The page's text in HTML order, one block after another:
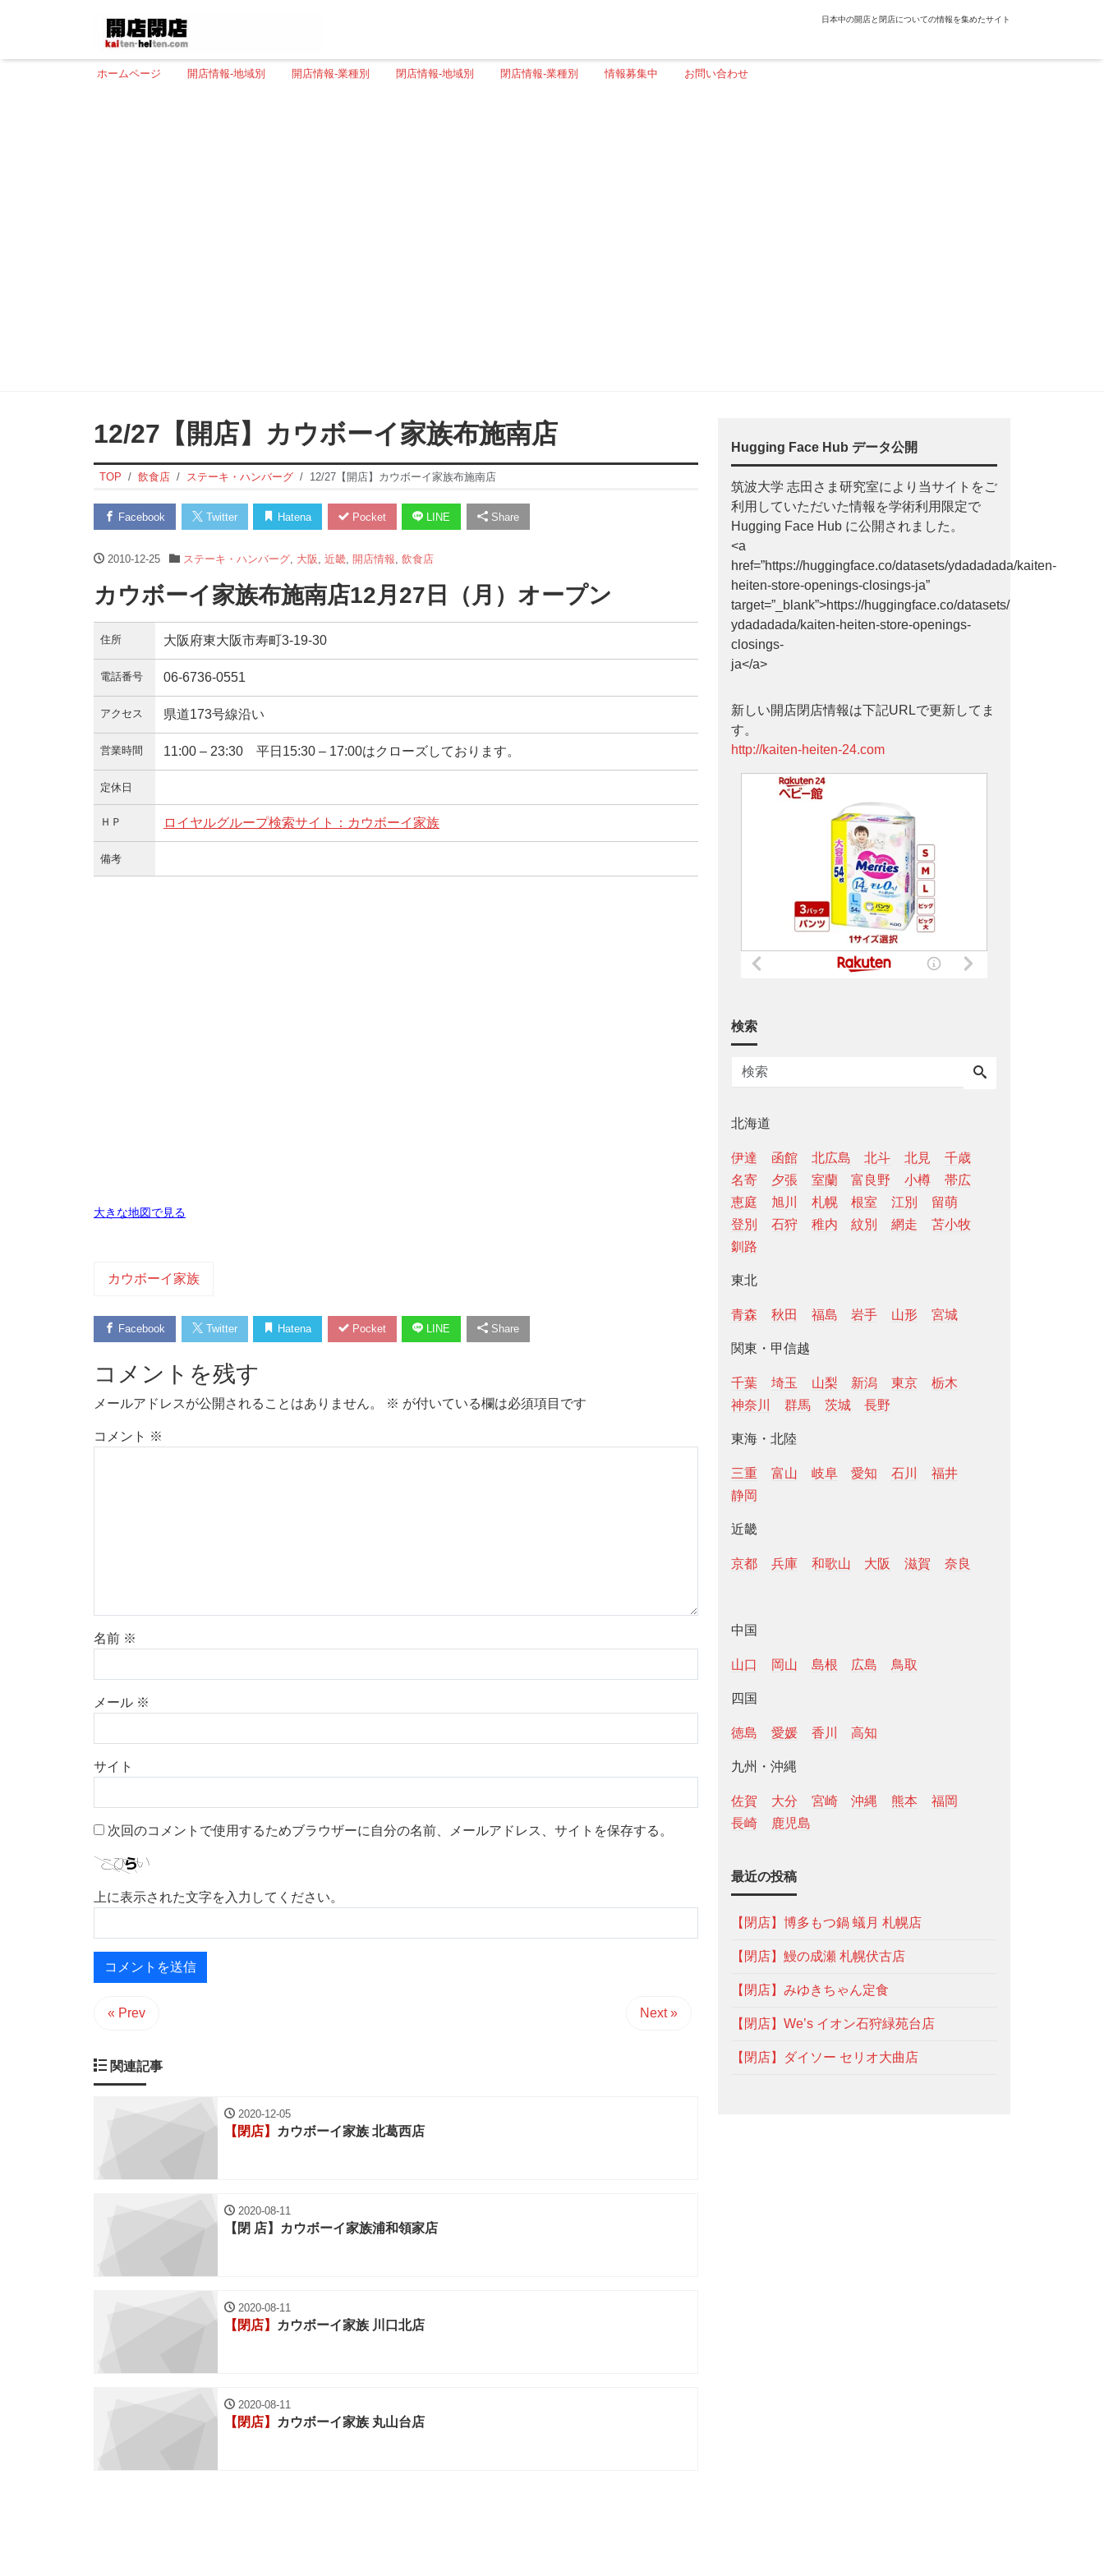
日本中の開店と閉店についての情報を集めたサイト
ホームページ 開店情報-地域別 開店情報-業種別 閉店情報-地域別 閉店情報-業種別 情報募集中 お問い合わせ
12/27【開店】カウボーイ家族布施南店
TOP 飲食店 ステーキ・ハンバーグ 12/27【開店】カウボーイ家族布施南店
Facebook Twitter Hatena Pocket LINE Share
2010-12-25 ステーキ・ハンバーグ, 大阪 近畿, 開店情報 飲食店
カウボーイ家族布施南店12月27日（月）オープン
住所 大阪府東大阪市寿町3-19-30
電話番号 06-6736-0551
アクセス 県道173号線沿い
営業時間 11:00 – 23:30 平日15:30 – 17:00はクローズしております。
定休日
ＨＰ ロイヤルグループ検索サイト：カウボーイ家族
備考
大きな地図で見る
カウボーイ家族
Facebook Twitter Hatena Pocket LINE Share
コメントを残す
メールアドレスが公開されることはありません。 ※ が付いている欄は必須項目です
コメント ※
名前 ※
メール ※
サイト
次回のコメントで使用するためブラウザーに自分の名前、メールアドレス、サイトを保存する。
上に表示された文字を入力してください。
« Prev Next »
関連記事
2020-12-05
【閉店】 カウボーイ家族 北葛西店
2020-08-11
【閉 店】カウボーイ家族浦和領家店
2020-08-11
【閉店】 カウボーイ家族 川口北店
2020-08-11
【閉店】 カウボーイ家族 丸山台店
Hugging Face Hub データ公開
筑波大学 志田さま研究室により当サイトをご
利用していただいた情報を学術利用限定で
Hugging Face Hub に公開されました。
<a
href=”https://huggingface.co/datasets/ydadadada/kaiten-
heiten-store-openings-closings-ja”
target=”_blank”>https://huggingface.co/datasets/
ydadadada/kaiten-heiten-store-openings-
closings-
ja</a>
新しい開店閉店情報は下記URLで更新してま
す。
http://kaiten-heiten-24.com
検索
北海道
伊達 函館 北広島 北斗 北見
千歳
名寄
夕張 室蘭 富良野 小樽
帯広
恵庭
旭川 札幌 根室 江別
留萌
登別
石狩 稚内 紋別 網走
苫小牧
釧路
東北
青森 秋田 福島 岩手 山形 宮城
関東・甲信越
千葉 埼玉 山梨 新潟 東京
栃木
神奈川
群馬 茨城 長野
東海・北陸
三重 富山 岐阜 愛知 石川
福井
静岡
近畿
京都 兵庫 和歌山 大阪 滋賀 奈良
中国
山口 岡山 島根 広島 鳥取
四国
徳島 愛媛 香川 高知
九州・沖縄
佐賀 大分 宮崎 沖縄 熊本
福岡
長崎
鹿児島
最近の投稿
【閉店】博多もつ鍋 蟻月 札幌店
【閉店】鰻の成瀬 札幌伏古店
【閉店】みゆきちゃん定食
【閉店】We’s イオン石狩緑苑台店
【閉店】ダイソー セリオ大曲店